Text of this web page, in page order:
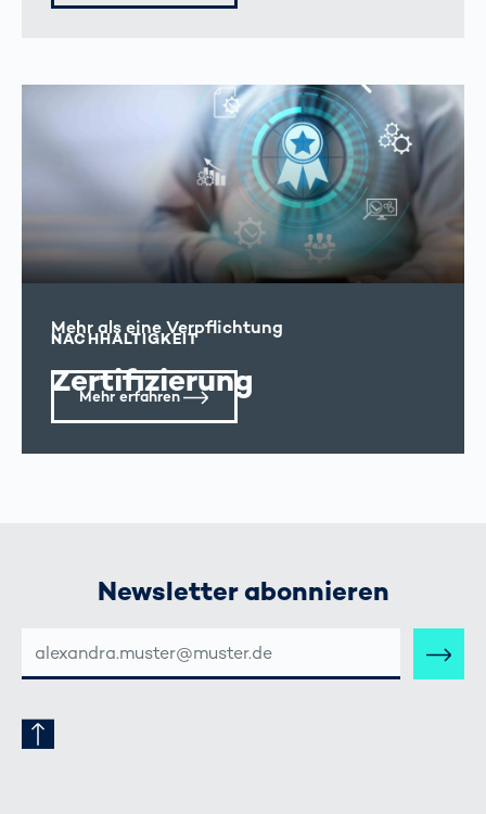
NACHHALTIGKEIT
Zertifizierung
Mehr als eine Verpflichtung
Mehr erfahren
Newsletter abonnieren
MAIL-
ADRESSE